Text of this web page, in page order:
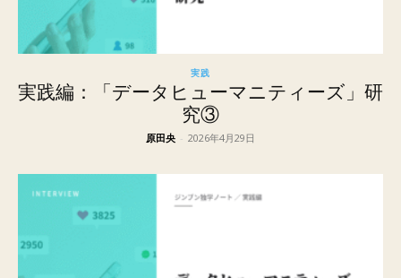
実践
実践編：「データヒューマニティーズ」研
究③
原田央 - 2026年4月29日